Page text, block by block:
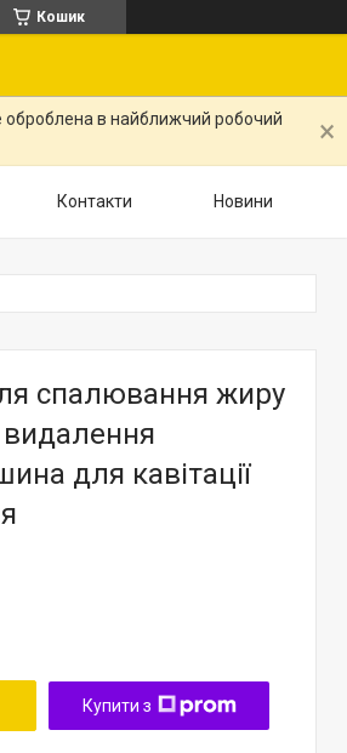
Кошик
оброблена в найближчий робочий
Контакти Новини
спалювання жиру
видалення
для кавітації
Купити з